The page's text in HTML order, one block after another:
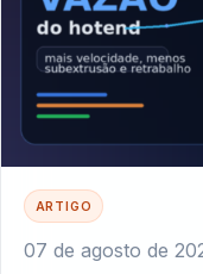
ARTIGO
07 de agosto de